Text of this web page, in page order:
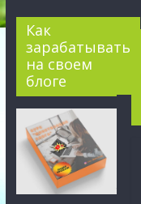
Как
зарабатывать
на своем
блоге